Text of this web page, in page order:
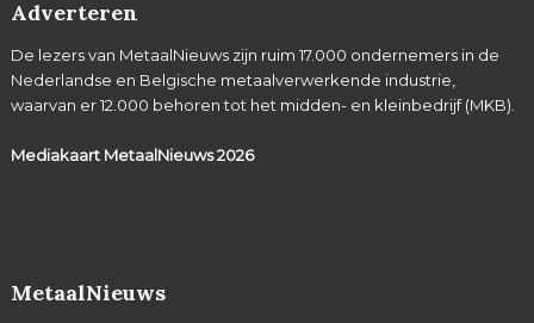
Adverteren
De lezers van MetaalNieuws zijn ruim 17.000 ondernemers in de
Nederlandse en Belgische metaalverwerkende industrie,
waarvan er 12.000 behoren tot het midden- en kleinbedrijf (MKB).
Mediakaart MetaalNieuws2026
MetaalNieuws